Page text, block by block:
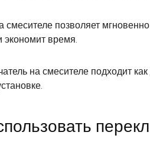
позволяет
экономит время.
на смесителе подходит